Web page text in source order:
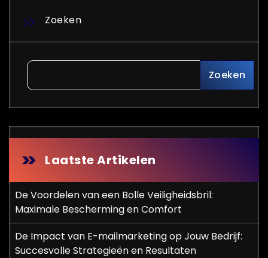
Zoeken
Zoeken
Laatste Artikelen
De Voordelen van een Bolle Veiligheidsbril:
Maximale Bescherming en Comfort
De Impact van E-mailmarketing op Jouw Bedrijf:
Succesvolle Strategieën en Resultaten